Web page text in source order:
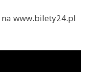
www.bilety24.pl